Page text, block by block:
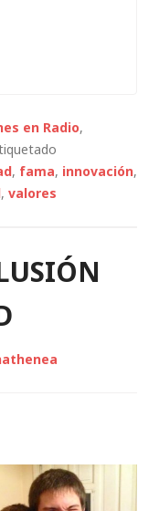
en Radio,
, fama, innovación,
, valores